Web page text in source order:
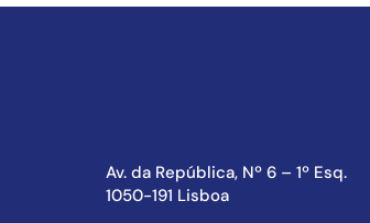
Av. da República, Nº 6 – 1º Esq.
1050-191 Lisboa